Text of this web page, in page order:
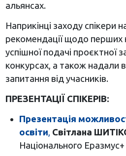
альянсах.
Наприкінці заходу спікери
рекомендації щодо перших
успішної подачі проєктної
конкурсах, а також надали
запитання від учасників.
ПРЕЗЕНТАЦІЇ СПІКЕРІВ:
Презентація
освіти, Світлана
Національного Еразмус+